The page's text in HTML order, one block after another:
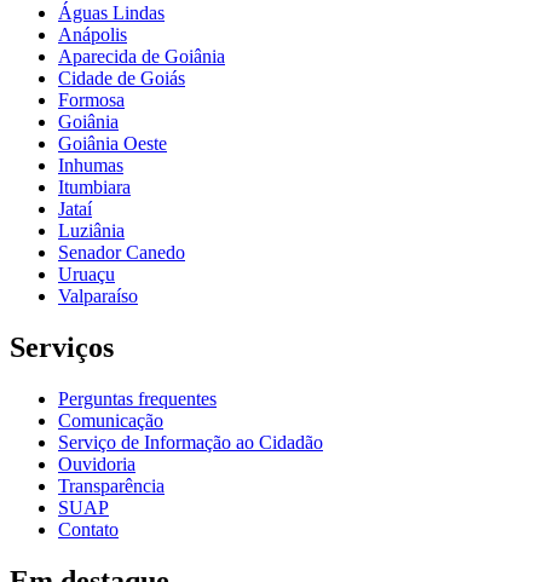
Águas Lindas
Anápolis
Aparecida de Goiânia
Cidade de Goiás
Formosa
Goiânia
Goiânia Oeste
Inhumas
Itumbiara
Jataí
Luziânia
Senador Canedo
Uruaçu
Valparaíso
Serviços
Perguntas frequentes
Comunicação
Serviço de Informação ao Cidadão
Ouvidoria
Transparência
SUAP
Contato